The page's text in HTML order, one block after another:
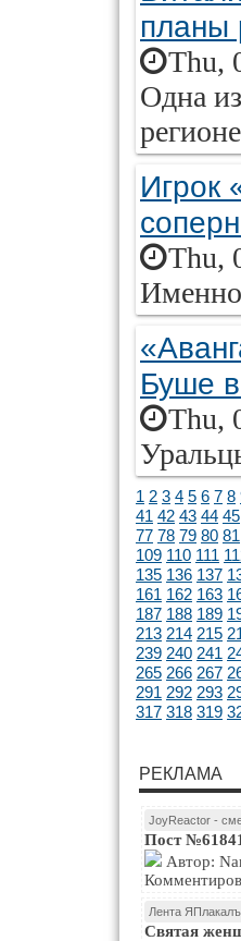
планы
Thu,
Одна
Игрок
Thu,
Буше
Thu,
1 2 3 4 5 6 7 8
41 42 43 44 45
77 78 79 80 81
109 110 111
135 136 137
161 162 163
187 188 189
213 214 215
239 240 241
265 266 267
291 292 293
317 318 319
РЕКЛАМА
JoyReactor -
Пост
Лента
Святая